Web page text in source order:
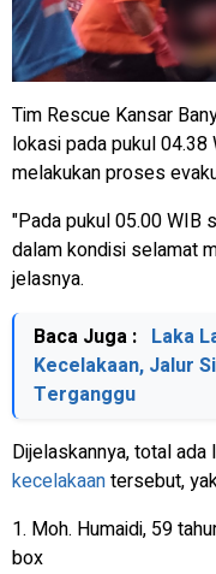
Tim Rescue Kansar
lokasi pada pukul 04.38
melakukan proses
"Pada pukul 05.00 WIB
dalam kondisi selamat
jelasnya.
Baca Juga : Laka
Kecelakaan, Jalur
Terganggu
Dijelaskannya, total
kecelakaantersebut,
1. Moh. Humaidi, 59
box